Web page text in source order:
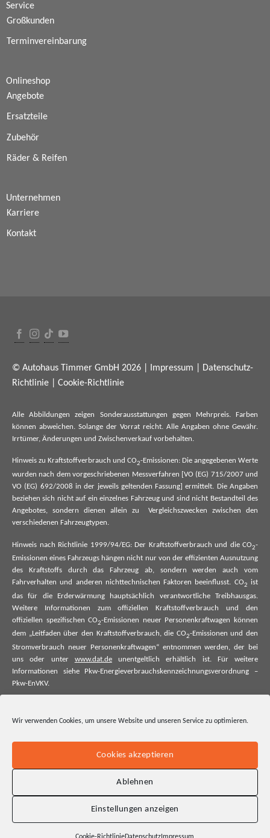
Wir verwenden Cookies, um unsere Website und unseren Service zu optimieren.
Cookies akzeptieren
Ablehnen
Einstellungen anzeigen
Service
Großkunden
Terminvereinbarung
Onlineshop
Angebote
Ersatzteile
Zubehör
Räder & Reifen
Unternehmen
Karriere
Kontakt
© Autohaus Timmer GmbH 2026 | Impressum
Datenschutz-
Richtlinie
Cookie-Richtlinie
Alle Abbildungen zeigen Sonderausstattungen gegen Mehrpreis. Farben
können abweichen. Solange der Vorrat reicht. Alle Angaben ohne Gewähr.
Irrtümer, Änderungen und Zwischenverkauf vorbehalten.
Hinweis zu Kraftstoffverbrauch und CO2-Emissionen: Die angegebenen Werte
wurden nach dem vorgeschriebenen Messverfahren [VO (EG) 715/2007 und
VO (EG) 692/2008 in der jeweils geltenden Fassung] ermittelt. Die Angaben
beziehen sich nicht auf ein einzelnes Fahrzeug und sind nicht Bestandteil des
Angebotes, sondern dienen allein zu Vergleichszwecken zwischen den
verschiedenen Fahrzeugtypen.
Hinweis nach Richtlinie 1999/94/EG: Der Kraftstoffverbrauch und die CO2-
Emissionen eines Fahrzeugs hängen nicht nur von der effizienten Ausnutzung
des Kraftstoffs durch das Fahrzeug ab, sondern werden auch vom
Fahrverhalten und anderen nichttechnischen Faktoren beeinflusst. CO2
ist
das für die Erderwärmung hauptsächlich verantwortliche Treibhausgas.
Weitere Informationen zum offiziellen Kraftstoffverbrauch und den
offiziellen spezifischen CO2-Emissionen neuer Personenkraftwagen können
dem „Leitfaden über den Kraftstoffverbrauch, die CO2-Emissionen und den
Stromverbrauch neuer Personenkraftwagen“ entnommen werden, der bei
uns oder unter www.dat.deunentgeltlich erhältlich ist. Für weitere
Informationen siehe Pkw-Energieverbrauchskennzeichnungsverordnung –
Pkw-EnVKV.
offiziellen spezifischen CO₂-Emissionen und ggf. zum Stromverbrauch neuer
offiziellen spezifischen CO₂-Emissionen und den offiziellen Stromverbrauch
neuer Pkw entnommen werden. Dieser ist an allen Verkaufsstellen und bei
der Deutschen Automobil Treuhand GmbH unentgeltlich erhältlich, sowie